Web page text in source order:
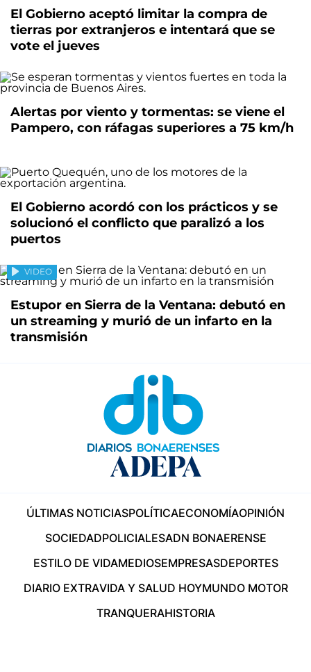
El Gobierno aceptó limitar la compra de
tierras por extranjeros e intentará que se
vote el jueves
Alertas por viento y tormentas: se viene el
Pampero, con ráfagas superiores a 75 km/h
El Gobierno acordó con los prácticos y se
solucionó el conflicto que paralizó a los
puertos
VIDEO
Estupor en Sierra de la Ventana: debutó en
un streaming y murió de un infarto en la
transmisión
ÚLTIMAS NOTICIASPOLÍTICAECONOMÍAOPINIÓN
SOCIEDADPOLICIALESADN BONAERENSE
ESTILO DE VIDAMEDIOSEMPRESASDEPORTES
DIARIO EXTRAVIDA Y SALUD HOYMUNDO MOTOR
TRANQUERAHISTORIA